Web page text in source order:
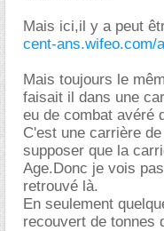
Mais ici,il y a peut
cent-ans.wifeo.com/
Mais toujours le
faisait il dans une
eu de combat avéré
C'est une carrière
supposer que la
Age.Donc je vois
retrouvé là.
En seulement
recouvert de tonnes